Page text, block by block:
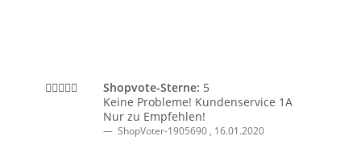
Shopvote-Sterne: 5
Keine Probleme! Kundenservice 1A
Nur zu Empfehlen!
ShopVoter-1905690 , 16.01.2020